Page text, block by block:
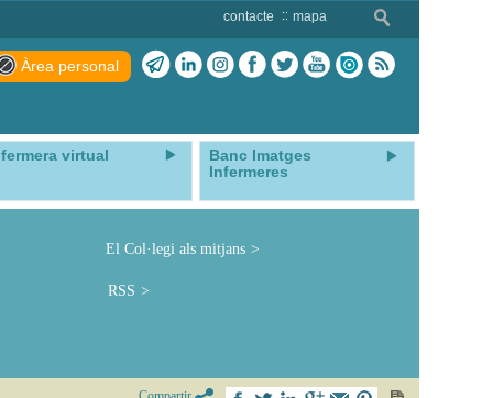
contacte mapa
Àrea personal
virtual
Banc Imatges
Infermeres
El Col·legi als mitjans
RSS